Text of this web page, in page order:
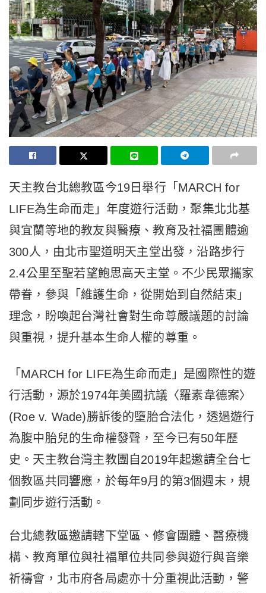
天主教台北總教區今19日舉行「MARCH for
LIFE為生命而走」年度遊行活動，聚集北北基
與宜蘭等地的教友與醫療、教育及社福團體逾
300人，由北市聖道明天主堂出發，沿路步行
2.4公里至聖若望鮑思高天主堂。不少民眾攜家
帶眷，參與「維護生命，從開始到自然結束」
理念，盼喚起台灣社會對生命尊嚴議題的討論
與重視，提升基本生命人權的尊重。
「MARCH for LIFE為生命而走」是國際性的遊
行活動，源於1974年美國抗議〈羅素韋德案〉
(Roe v. Wade)勝訴後的墮胎合法化，透過遊行
為腹中胎兒的生命權發聲，至今已有50年歷
史。天主教台灣主教團自2019年起邀請全台七
個教區共同響應，於每年9月的第3個週末，規
劃同步遊行活動。
台北總教區邀請轄下堂區、修會團體、醫療機
構、教育單位與社福單位共同參與遊行與音樂
祈禱會，北市府各局處亦十分重視此活動，警